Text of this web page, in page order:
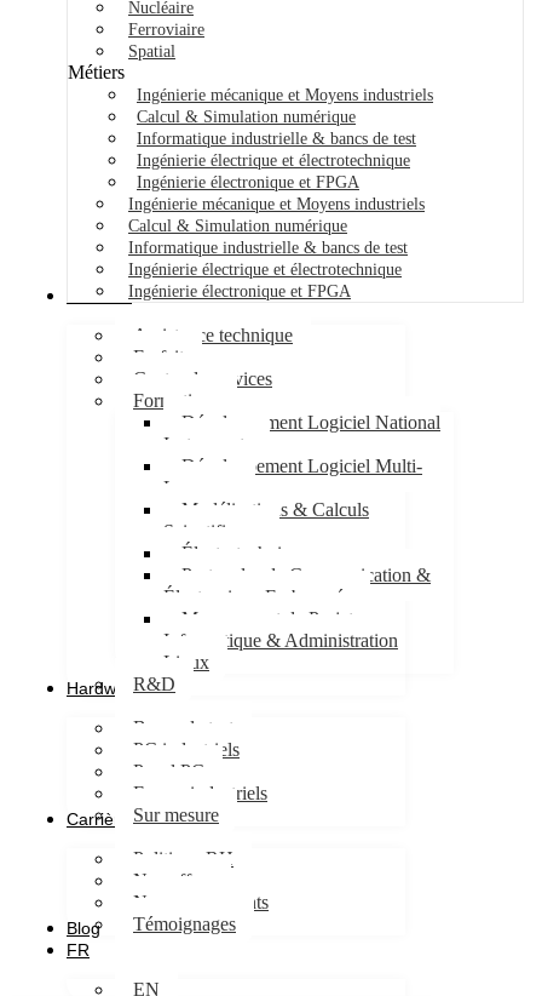
Nucléaire
Ferroviaire
Spatial
Métiers
Ingénierie mécanique et Moyens industriels
Calcul & Simulation numérique
Informatique industrielle & bancs de test
Ingénierie électrique et électrotechnique
Ingénierie électronique et FPGA
Ingénierie mécanique et Moyens industriels
Calcul & Simulation numérique
Informatique industrielle & bancs de test
Ingénierie électrique et électrotechnique
Ingénierie électronique et FPGA
Services
Assistance technique
Forfait
Centre de services
Formations
Développement Logiciel National
Instruments
Développement Logiciel Multi-
Langages
Modélisations & Calculs
Scientifiques
Électrotechnique
Protocoles de Communication &
Électronique Embarquée
Management de Projet
Informatique & Administration
Linux
R&D
Hardware
Bancs de test
PC industriels
Panel PC
Ecrans industriels
Sur mesure
Carrières
Politique RH
Nos offres
Nos engagements
Témoignages
Blog
FR
EN